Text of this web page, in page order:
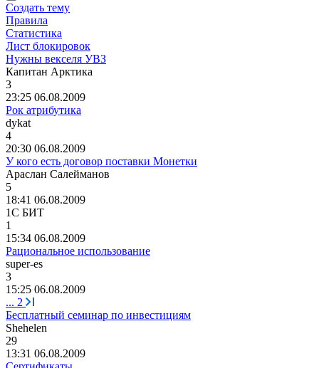
Создать тему
Правила
Статистика
Лист блокировок
Нужны векселя УВЗ
Капитан Арктика
3
23:25 06.08.2009
Рок атрибутика
dykat
4
20:30 06.08.2009
У кого есть договор поставки Монетки
Араслан Салейманов
5
18:41 06.08.2009
1С БИТ
1
15:34 06.08.2009
Рациональное использование
super-es
3
15:25 06.08.2009
... 2
Бесплатный семинар по инвестициям
Shehelen
29
13:31 06.08.2009